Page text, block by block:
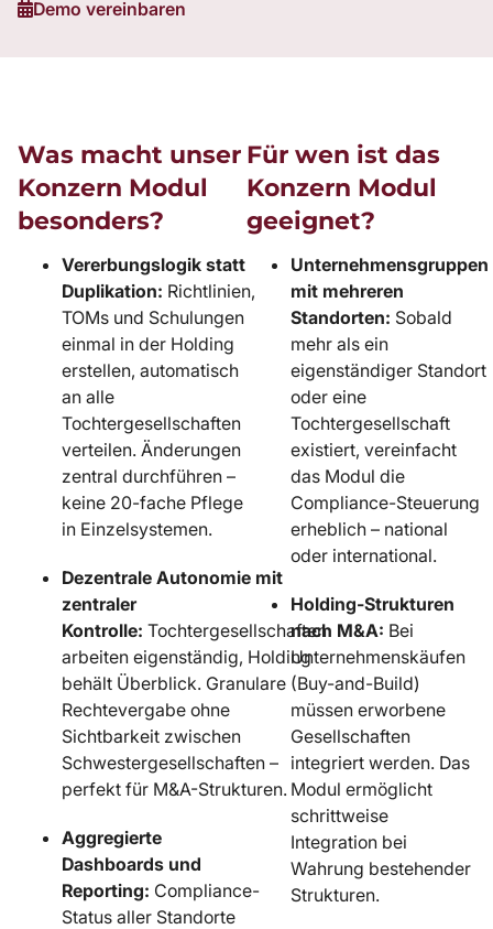
Demo vereinbaren
Was macht unser
Konzern Modul
besonders?
Vererbungslogik statt
Duplikation: Richtlinien,
TOMs und Schulungen
einmal in der Holding
erstellen, automatisch
an alle
Tochtergesellschaften
verteilen. Änderungen
zentral durchführen –
keine 20-fache Pflege
in Einzelsystemen.
Dezentrale Autonomie mit
zentraler
Kontrolle: Tochtergesellschaften
arbeiten eigenständig, Holding
behält Überblick. Granulare
Rechtevergabe ohne
Sichtbarkeit zwischen
Schwestergesellschaften –
perfekt für M&A-Strukturen.
Aggregierte
Dashboards und
Reporting: Compliance-
Status aller Standorte
Für wen ist das
Konzern Modul
geeignet?
Unternehmensgruppen
mit mehreren
Standorten: Sobald
mehr als ein
eigenständiger Standort
oder eine
Tochtergesellschaft
existiert, vereinfacht
das Modul die
Compliance-Steuerung
erheblich – national
oder international.
Holding-Strukturen
nach M&A: Bei
Unternehmenskäufen
(Buy-and-Build)
müssen erworbene
Gesellschaften
integriert werden. Das
Modul ermöglicht
schrittweise
Integration bei
Wahrung bestehender
Strukturen.